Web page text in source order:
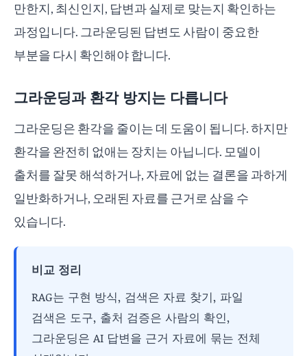
만한지, 최신인지, 답변과 실제로 맞는지 확인하는
과정입니다. 그라운딩된 답변도 사람이 중요한
부분을 다시 확인해야 합니다.
그라운딩과 환각 방지는 다릅니다
그라운딩은 환각을 줄이는 데 도움이 됩니다. 하지만
환각을 완전히 없애는 장치는 아닙니다. 모델이
출처를 잘못 해석하거나, 자료에 없는 결론을 과하게
일반화하거나, 오래된 자료를 근거로 삼을 수
있습니다.
비교 정리
RAG는 구현 방식, 검색은 자료 찾기, 파일
검색은 도구, 출처 검증은 사람의 확인,
그라운딩은 AI 답변을 근거 자료에 묶는 전체